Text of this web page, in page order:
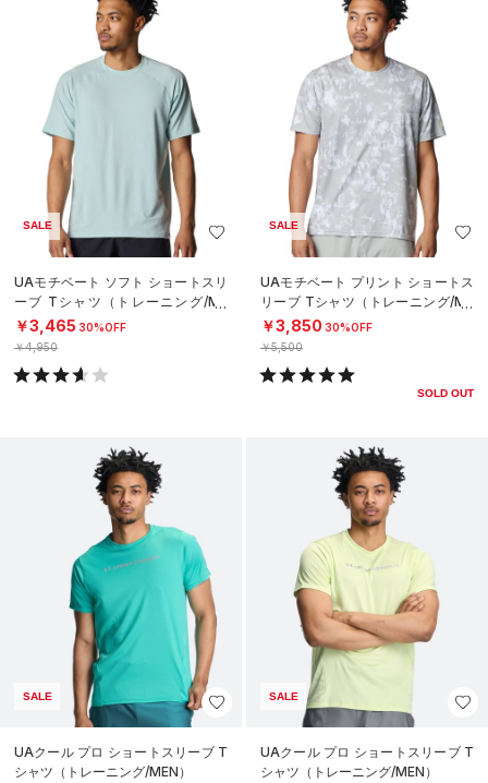
SALE
UAモチベート ソフト ショートスリ
ーブ Tシャツ（トレーニング/ME
N）
￥3,465 30%OFF
￥4,950
SALE
UAモチベート プリント ショートス
リーブ Tシャツ（トレーニング/ME
N）
￥3,850 30%OFF
￥5,500
SOLD OUT
SALE
UAクール プロ ショートスリーブ T
シャツ（トレーニング/MEN）
SALE
UAクール プロ ショートスリーブ T
シャツ（トレーニング/MEN）